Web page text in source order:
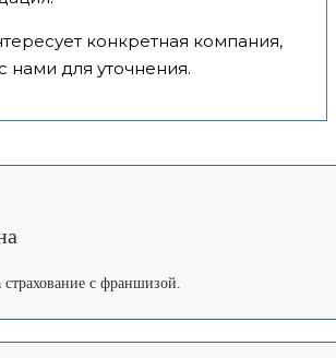
конкретная компания,
нами для уточнения.
с франшизой.